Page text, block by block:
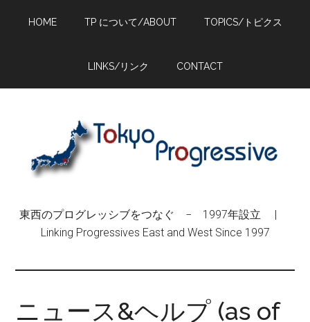
HOME TP について/ABOUT TOPICS/トピクス
LINKS/リンク CONTACT
東西のプログレッシブをつなぐ − 1997年設立 |
Linking Progressives East and West Since 1997
ニュース&ヘルプ (as of